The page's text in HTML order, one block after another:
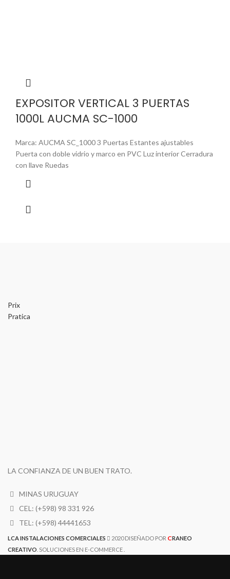
EXPOSITOR VERTICAL 3 PUERTAS
1000L AUCMA SC-1000
Marca: AUCMA SC_1000 3 Puertas Estantes ajustables
Puerta con doble vidrio y marco en PVC Luz interior Cerradura
con llave Ruedas
Prix
Pratica
LA CONFIANZA DE UN BUEN TRATO.
MINAS URUGUAY
CEL: (+598) 98 331 926
TEL: (+598) 44441653
LCA INSTALACIONES COMERCIALES 2020 DISEÑADO POR CRANEO
CREATIVO . SOLUCIONES EN E-COMMERCE .